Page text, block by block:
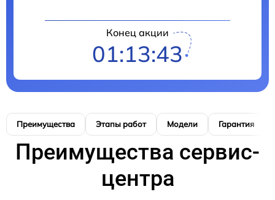
Конец акции
01:13:42
Преимущества Этапы работ Модели Гарантия
Преимущества сервис-
центра